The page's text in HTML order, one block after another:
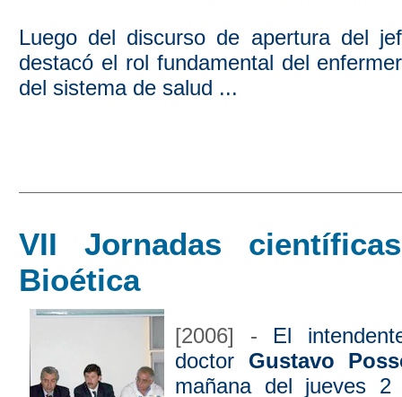
Luego del discurso de apertura del
destacó el rol fundamental del
del sistema de salud ...
VII Jornadas
Bioética
[2006] - El
doctor Gustavo
mañana del jueves